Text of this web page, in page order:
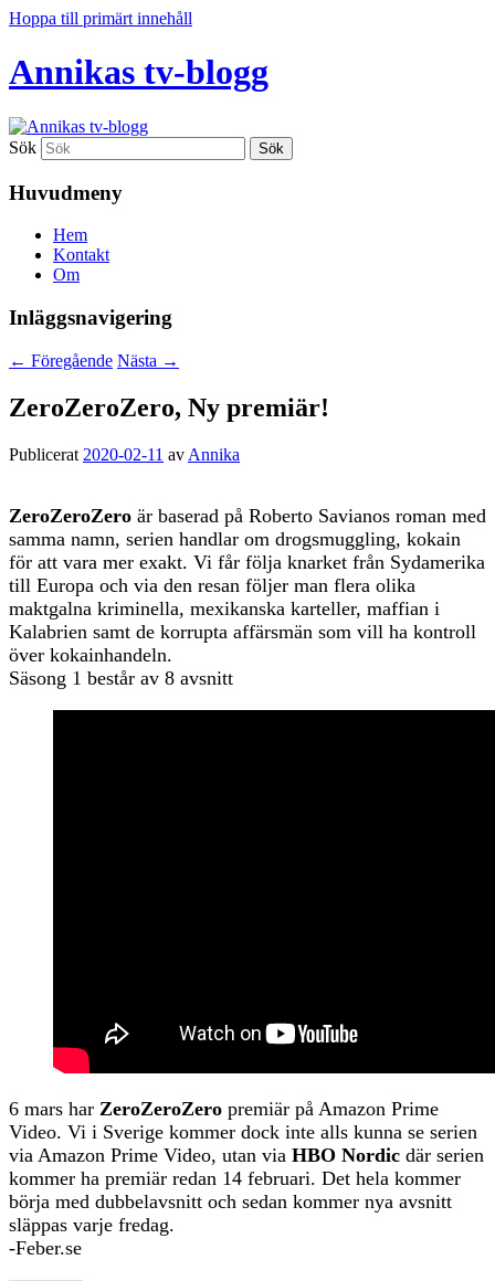
Hoppa till primärt innehåll
Annikas tv-blogg
Sök
Huvudmeny
Hem
Kontakt
Om
Inläggsnavigering
← Föregående Nästa →
ZeroZeroZero, Ny premiär!
Publicerat 2020-02-11 av Annika
ZeroZeroZero är baserad på Roberto Savianos roman med
samma namn, serien handlar om drogsmuggling, kokain
för att vara mer exakt. Vi får följa knarket från Sydamerika
till Europa och via den resan följer man flera olika
maktgalna kriminella, mexikanska karteller, maffian i
Kalabrien samt de korrupta affärsmän som vill ha kontroll
över kokainhandeln.
Säsong 1 består av 8 avsnitt
6 mars har ZeroZeroZero premiär på Amazon Prime
Video. Vi i Sverige kommer dock inte alls kunna se serien
via Amazon Prime Video, utan via HBO Nordic där serien
kommer ha premiär redan 14 februari. Det hela kommer
börja med dubbelavsnitt och sedan kommer nya avsnitt
släppas varje fredag.
-Feber.se